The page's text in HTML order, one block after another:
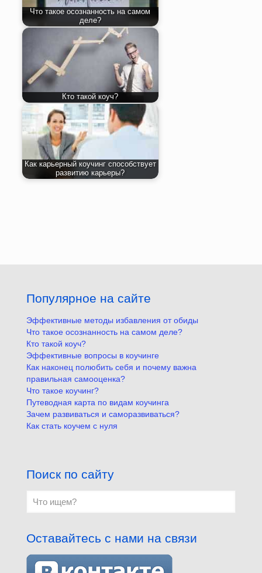
Что такое осознанность на самом
деле?
Кто такой коуч?
Как карьерный коучинг способствует
развитию карьеры?
Популярное на сайте
Эффективные методы избавления от обиды
Что такое осознанность на самом деле?
Кто такой коуч?
Эффективные вопросы в коучинге
Как наконец полюбить себя и почему важна
правильная самооценка?
Что такое коучинг?
Путеводная карта по видам коучинга
Зачем развиваться и саморазвиваться?
Как стать коучем с нуля
Поиск по сайту
Оставайтесь с нами на связи